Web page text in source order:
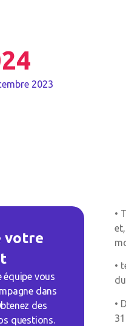
2023
votre
équipe vous
dans
des
questions.
•
•
•